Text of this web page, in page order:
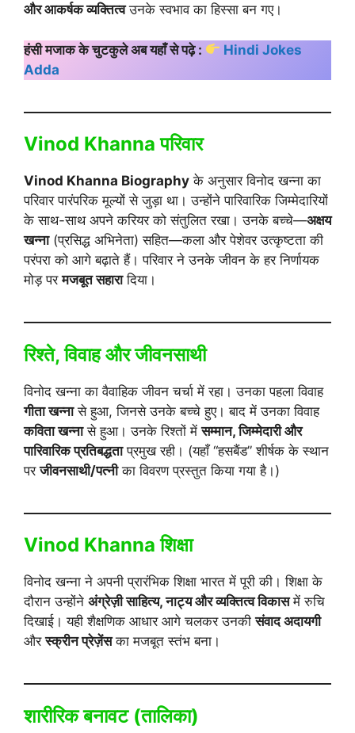
और आकर्षक व्यक्तित्वउनके स्वभाव का हिस्सा बन गए।
हंसी मजाक के चुटकुले अब यहाँ से पढ़े :
Hindi Jokes
Adda
Vinod Khanna परिवार
Vinod Khanna Biography के अनुसार विनोद खन्ना का
परिवार पारंपरिक मूल्यों से जुड़ा था। उन्होंने पारिवारिक जिम्मेदारियों
के साथ-साथ अपने करियर को संतुलित रखा। उनके बच्चे—अक्षय
खन्ना(प्रसिद्ध अभिनेता) सहित—कला और पेशेवर उत्कृष्टता की
परंपरा को आगे बढ़ाते हैं। परिवार ने उनके जीवन के हर निर्णायक
मोड़ परमजबूत सहारादिया।
रिश्ते, विवाह और जीवनसाथी
विनोद खन्ना का वैवाहिक जीवन चर्चा में रहा। उनका पहला विवाह
गीता खन्नासे हुआ, जिनसे उनके बच्चे हुए। बाद में उनका विवाह
कविता खन्नासे हुआ। उनके रिश्तों मेंसम्मान, जिम्मेदारी और
पारिवारिक प्रतिबद्धताप्रमुख रही। (यहाँ “हसबैंड” शीर्षक के स्थान
परजीवनसाथी/पत्नीका विवरण प्रस्तुत किया गया है।)
Vinod Khanna शिक्षा
विनोद खन्ना ने अपनी प्रारंभिक शिक्षा भारत में पूरी की। शिक्षा के
दौरान उन्होंने अंग्रेज़ी साहित्य, नाट्य और व्यक्तित्व विकासमें रुचि
दिखाई। यही शैक्षणिक आधार आगे चलकर उनकीसंवाद अदायगी
औरस्क्रीन प्रेज़ेंसका मजबूत स्तंभ बना।
शारीरिक बनावट (तालिका)